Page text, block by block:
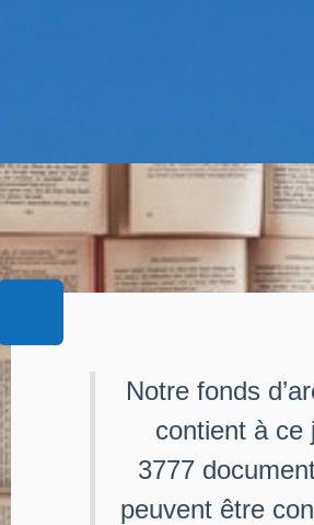
Notre fonds
contient à ce
3777
peuvent être